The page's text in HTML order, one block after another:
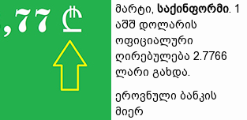
მარტი, საქინფორმი. 1
აშშ დოლარის
ოფიციალური
ღირებულება 2.7766
ლარი გახდა.
ეროვნული ბანკის
მიერ